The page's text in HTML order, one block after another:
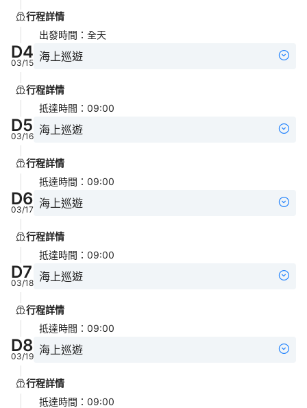
行程詳情
出發時間 ： 全天
D4
03/15 海上巡遊
行程詳情
抵達時間 ： 09:00
D5
03/16 海上巡遊
行程詳情
抵達時間 ： 09:00
D6
03/17 海上巡遊
行程詳情
抵達時間 ： 09:00
D7
03/18 海上巡遊
行程詳情
抵達時間 ： 09:00
D8
03/19 海上巡遊
行程詳情
抵達時間 ： 09:00